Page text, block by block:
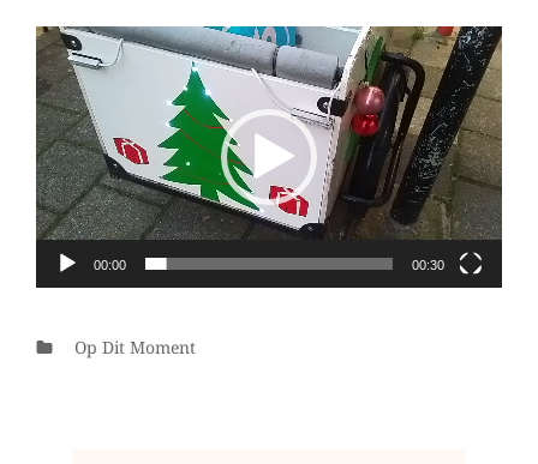
Videospeler
00:00 00:30
Categorieën
Op Dit Moment